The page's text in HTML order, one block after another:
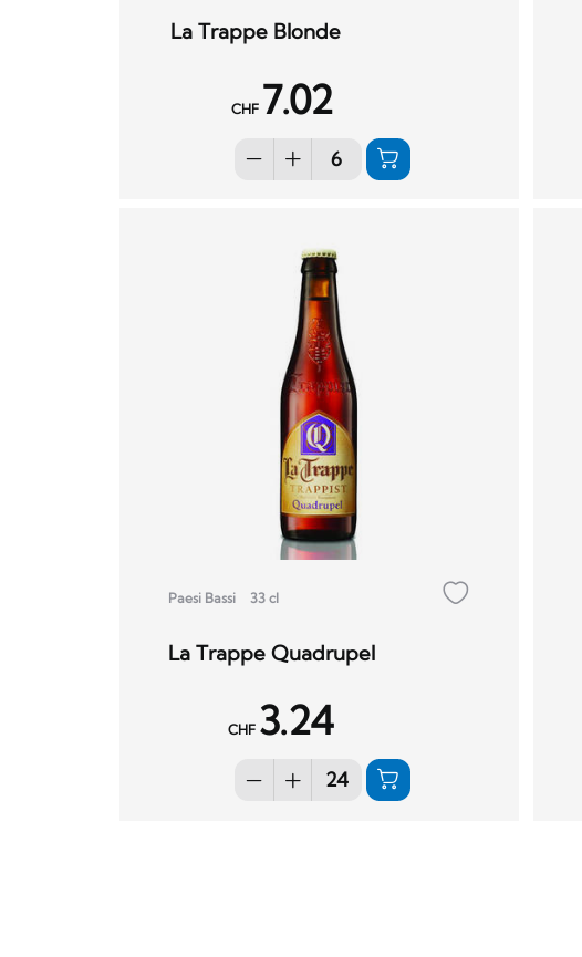
La Trappe Blonde
CHF 7.02
Paesi Bassi 33 cl
La Trappe Quadrupel
CHF 3.24